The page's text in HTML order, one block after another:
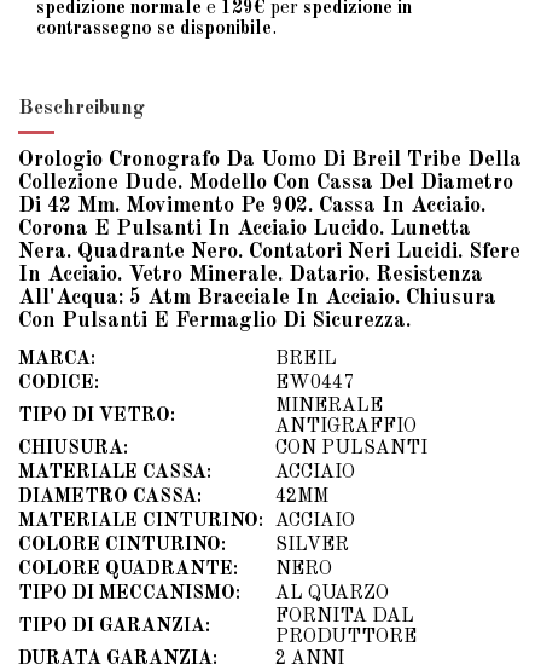
spedizione normale e 129€ per spedizione in
contrassegno se disponibile.
Beschreibung
Orologio Cronografo Da Uomo Di Breil Tribe Della
Collezione Dude. Modello Con Cassa Del Diametro
Di 42 Mm. Movimento Pe 902. Cassa In Acciaio.
Corona E Pulsanti In Acciaio Lucido. Lunetta
Nera. Quadrante Nero. Contatori Neri Lucidi. Sfere
In Acciaio. Vetro Minerale. Datario. Resistenza
All'Acqua: 5 Atm Bracciale In Acciaio. Chiusura
Con Pulsanti E Fermaglio Di Sicurezza.
MARCA:
BREIL
CODICE:
EW0447
TIPO DI VETRO:
MINERALE
ANTIGRAFFIO
CHIUSURA:
CON PULSANTI
MATERIALE CASSA:
ACCIAIO
DIAMETRO CASSA:
42MM
MATERIALE CINTURINO:
ACCIAIO
COLORE CINTURINO:
SILVER
COLORE QUADRANTE:
NERO
TIPO DI MECCANISMO:
AL QUARZO
TIPO DI GARANZIA:
FORNITA DAL
PRODUTTORE
DURATA GARANZIA:
2 ANNI